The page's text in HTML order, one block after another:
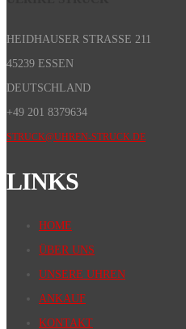
HEIDHAUSER STRASSE 211
45239 ESSEN
DEUTSCHLAND
+49 201 8379634
STRUCK@UHREN-STRUCK.DE
LINKS
HOME
ÜBER UNS
UNSERE UHREN
ANKAUF
KONTAKT